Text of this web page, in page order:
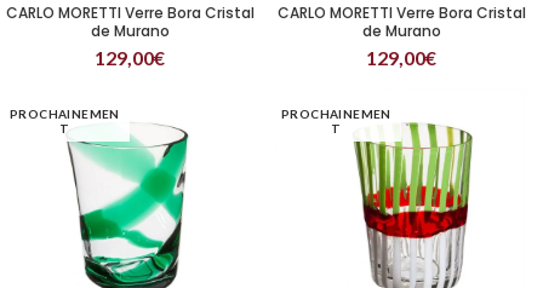
CARLO MORETTI Verre Bora Cristal
de Murano
129,00€
CARLO MORETTI Verre Bora Cristal
de Murano
129,00€
PROCHAINEMEN
T
PROCHAINEMEN
T